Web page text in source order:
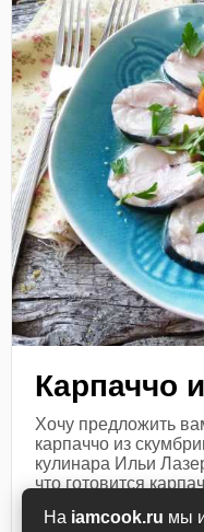
На iamcook.ru мы
Карпаччо
Хочу предложить
карпаччо из
кулинара Ильи
что готовится